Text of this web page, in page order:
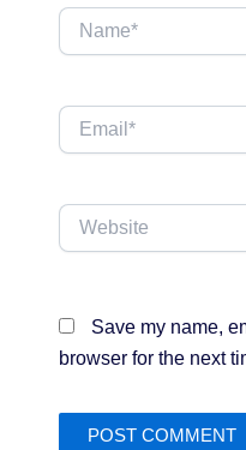
Name*
Email*
Website
Save my name,
browser for the next